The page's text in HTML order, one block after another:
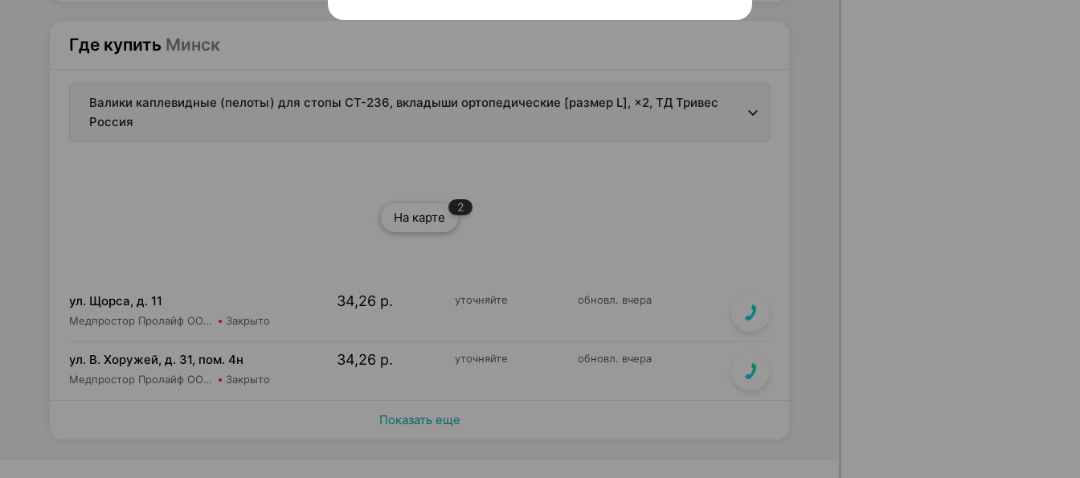
Где купить Минск
Валики каплевидные (пелоты) для стопы СТ-236, вкладыши ортопедические [размер L], ×2, ТД Тривес
Россия
На карте
2
ул. Щорса, д. 11
Медпростор Пролайф ООО Салон медтехники и ортопедии №30 Закрыто
34,26 р. уточняйте обновл. вчера
ул. В. Хоружей, д. 31, пом. 4н
Медпростор Пролайф ООО Салон медтехники и ортопедии №51 Закрыто
34,26 р. уточняйте обновл. вчера
Показать еще